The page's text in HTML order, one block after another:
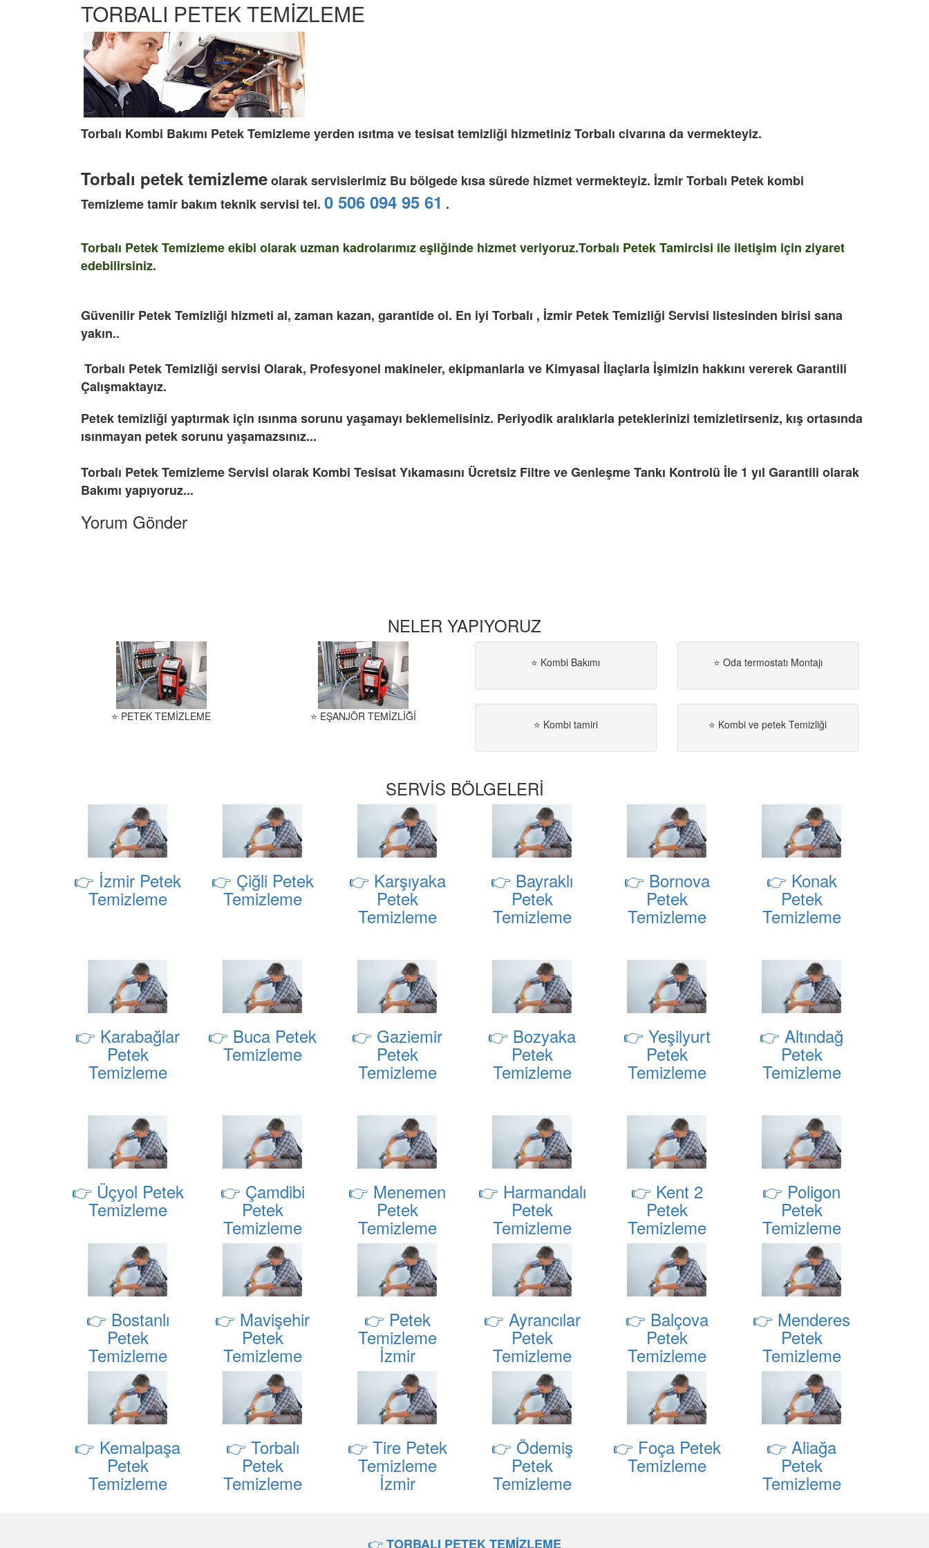
TORBALI PETEK TEMİZLEME
Torbalı Kombi Bakımı Petek Temizlemeyerden ısıtma ve tesisat temizliği hizmetinizTorbalı civarına da vermekteyiz.
Torbalı petek temizlemeolarak servislerimiz Bu bölgede kısa sürede hizmet vermekteyiz. İzmir Torbalı Petek kombi
Temizleme tamir bakım teknik servisi tel. 0 506 094 95 61 .
Torbalı Petek Temizleme ekibi olarak uzman kadrolarımız eşliğinde hizmet veriyoruz.Torbalı Petek Tamircisi ile iletişim için ziyaret
edebilirsiniz.
Güvenilir Petek Temizliği hizmeti al, zaman kazan, garantide ol. En iyi Torbalı , İzmir Petek Temizliği Servisi listesinden birisi sana
yakın..
Torbalı Petek Temizliği servisi Olarak, Profesyonel makineler, ekipmanlarla ve Kimyasal İlaçlarla İşimizin hakkını vererek Garantili
Çalışmaktayız.
Petek temizliği yaptırmak için ısınma sorunu yaşamayı beklemelisiniz. Periyodik aralıklarla peteklerinizi temizletirseniz, kış ortasında
ısınmayan petek sorunu yaşamazsınız...
Torbalı Petek Temizleme Servisi olarak Kombi Tesisat Yıkamasını Ücretsiz Filtre ve Genleşme Tankı Kontrolü İle 1 yıl Garantili olarak
Bakımı yapıyoruz...
Yorum Gönder
NELER YAPIYORUZ
⭐ PETEK TEMİZLEME ⭐ EŞANJÖR TEMİZLİĞİ
⭐ Kombi Bakımı
⭐ Kombi tamiri
⭐ Oda termostatı Montajı
⭐ Kombi ve petek Temizliği
SERVİS BÖLGELERİ
👉 İzmir Petek
Temizleme
👉 Çiğli Petek
Temizleme
👉 Karşıyaka
Petek
Temizleme
👉 Bayraklı
Petek
Temizleme
👉 Bornova
Petek
Temizleme
👉 Konak
Petek
Temizleme
👉 Karabağlar
Petek
Temizleme
👉 Buca Petek
Temizleme
👉 Gaziemir
Petek
Temizleme
👉 Bozyaka
Petek
Temizleme
👉 Yeşilyurt
Petek
Temizleme
👉 Altındağ
Petek
Temizleme
👉 Üçyol Petek
Temizleme
👉 Çamdibi
Petek
Temizleme
👉 Menemen
Petek
Temizleme
👉 Harmandalı
Petek
Temizleme
👉 Kent 2
Petek
Temizleme
👉 Poligon
Petek
Temizleme
👉 Bostanlı
Petek
Temizleme
👉 Mavişehir
Petek
Temizleme
👉 Petek
Temizleme
İzmir
👉 Ayrancılar
Petek
Temizleme
👉 Balçova
Petek
Temizleme
👉 Menderes
Petek
Temizleme
👉 Kemalpaşa
Petek
Temizleme
👉 Torbalı
Petek
Temizleme
👉 Tire Petek
Temizleme
İzmir
👉 Ödemiş
Petek
Temizleme
👉 Foça Petek
Temizleme
👉 Aliağa
Petek
Temizleme
👉TORBALI PETEK TEMİZLEME